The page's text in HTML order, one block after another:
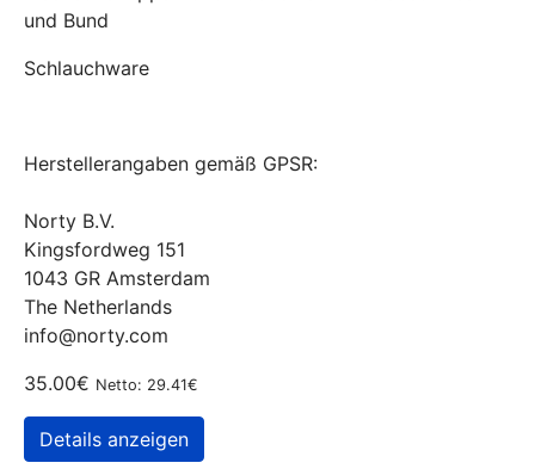
und Bund
Schlauchware
Herstellerangaben gemäß GPSR:
Norty B.V.
Kingsfordweg 151
1043 GR Amsterdam
The Netherlands
info@norty.com
35.00€ Netto: 29.41€
Details anzeigen